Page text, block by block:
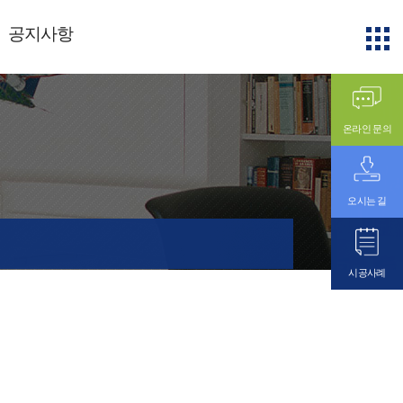
공지사항
온라인 문의
오시는 길
시공사례